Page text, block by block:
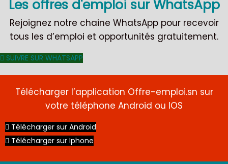
Les offres d'emploi sur WhatsApp
Rejoignez notre chaine WhatsApp pour recevoir
tous les d’emploi et opportunités gratuitement.
SUIVRE SUR WHATSAPP
Télécharger l’application Offre-emploi.sn sur
votre téléphone Android ou IOS
Télécharger sur Android
Télécharger sur Iphone